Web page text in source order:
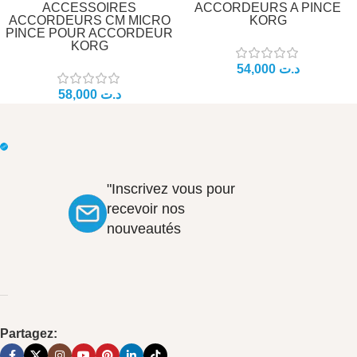
ACCESSOIRES
ACCORDEURS CM MICRO
PINCE POUR ACCORDEUR
KORG
د.ت
ACCORDEURS A PINCE
KORG
د.ت
"Inscrivez vous pour
recevoir nos
nouveautés
Partagez: